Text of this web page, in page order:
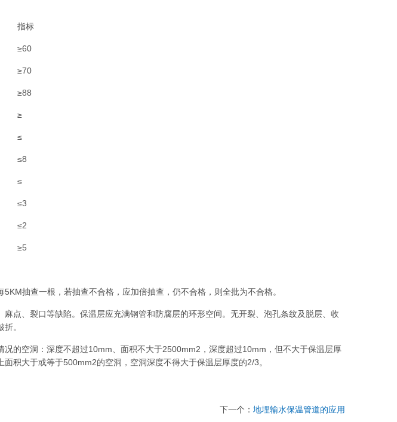
指标
≥60
≥70
≥88
≥
≤
≤8
≤
≤3
≤2
≥5
5KM抽查一根，若抽查不合格，应加倍抽查，仍不合格，则全批为不合格。
点、裂口等缺陷。保温层应充满钢管和防腐层的环形空间。无开裂、泡孔条纹及脱层、收
。
况的空洞：深度不超过10mm、面积不大于2500mm2，深度超过10mm，但不大于保温层厚
积大于或等于500mm2的空洞，空洞深度不得大于保温层厚度的2/3。
下一个： 地埋输水保温管道的应用